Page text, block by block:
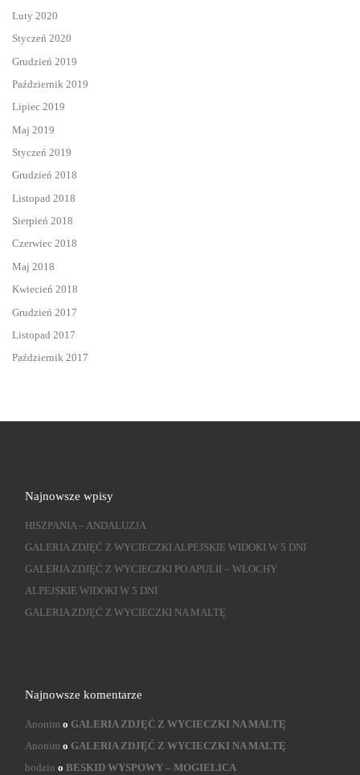
Luty 2020
Styczeń 2020
Grudzień 2019
Październik 2019
Lipiec 2019
Maj 2019
Styczeń 2019
Grudzień 2018
Listopad 2018
Sierpień 2018
Czerwiec 2018
Maj 2018
Kwiecień 2018
Grudzień 2017
Listopad 2017
Październik 2017
Najnowsze wpisy
HISZPANIA – ANDALUZJA
GALERIA ZDJĘĆ Z WYCIECZKI ALPEJSKIE WIDOKI W 5 DNI
GALERIA ZDJĘĆ Z WYCIECZKI PO APULII – WŁOCHY
ALPEJSKIE WIDOKI W 5 DNI
GALERIA ZDJĘĆ Z WYCIECZKI NA MALTĘ
Najnowsze komentarze
Anonimo GALERIA ZDJĘĆ Z WYCIECZKI NA MALTĘ
Anonimo GALERIA ZDJĘĆ Z WYCIECZKI NA MALTĘ
bodzio o BESKID WYSPOWY – MOGIELICA